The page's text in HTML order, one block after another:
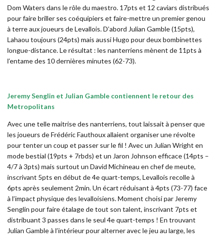
Dom Waters dans le rôle du maestro. 17pts et 12 caviars distribués
pour faire briller ses coéquipiers et faire-mettre un premier genou
à terre aux joueurs de Levallois. D’abord Julian Gamble (15pts),
Lahaou toujours (24pts) mais aussi Hugo pour deux bombinettes
longue-distance. Le résultat : les nanterriens mènent de 11pts à
l’entame des 10 dernières minutes (62-73).
Jeremy Senglin et Julian Gamble contiennent le retour des
Metropolitans
Avec une telle maitrise des nanterriens, tout laissait à penser que
les joueurs de Frédéric Fauthoux allaient organiser une révolte
pour tenter un coup et passer sur le fil ! Avec un Julian Wright en
mode bestial (19pts + 7rbds) et un Jaron Johnson efficace (14pts –
4/7 à 3pts) mais surtout un David Michineau en chef de meute,
inscrivant 5pts en début de 4e quart-temps, Levallois recolle à
6pts après seulement 2min. Un écart réduisant à 4pts (73-77) face
à l’impact physique des levalloisiens. Moment choisi par Jeremy
Senglin pour faire étalage de tout son talent, inscrivant 7pts et
distribuant 3 passes dans le seul 4e quart-temps ! En trouvant
Julian Gamble à l’intérieur pour alterner avec le jeu au large, les